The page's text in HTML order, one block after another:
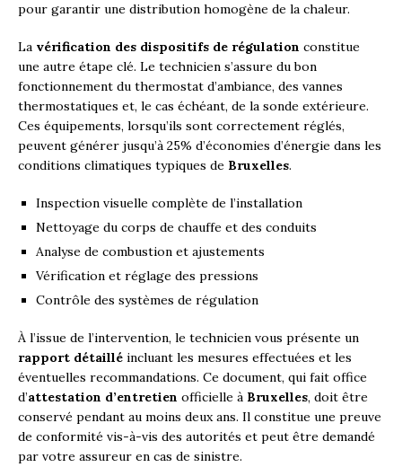
pour garantir une distribution homogène de la chaleur.
La vérification des dispositifs de régulation constitue
une autre étape clé. Le technicien s’assure du bon
fonctionnement du thermostat d’ambiance, des vannes
thermostatiques et, le cas échéant, de la sonde extérieure.
Ces équipements, lorsqu’ils sont correctement réglés,
peuvent générer jusqu’à 25% d’économies d’énergie dans les
conditions climatiques typiques de Bruxelles.
Inspection visuelle complète de l’installation
Nettoyage du corps de chauffe et des conduits
Analyse de combustion et ajustements
Vérification et réglage des pressions
Contrôle des systèmes de régulation
À l’issue de l’intervention, le technicien vous présente un
rapport détaillé incluant les mesures effectuées et les
éventuelles recommandations. Ce document, qui fait office
d’attestation d’entretien officielle à Bruxelles, doit être
conservé pendant au moins deux ans. Il constitue une preuve
de conformité vis-à-vis des autorités et peut être demandé
par votre assureur en cas de sinistre.